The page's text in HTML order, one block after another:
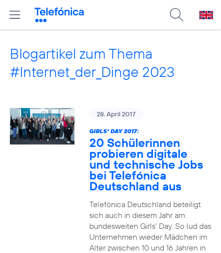
Blogartikel zum Thema
#Internet_der_Dinge 2023
28. April 2017
GIRLS‘ DAY 2017:
20 Schülerinnen
probieren digitale
und technische Jobs
bei Telefónica
Deutschland aus
Telefónica Deutschland beteiligt
sich auch in diesem Jahr am
bundesweiten Girls‘ Day. So lud das
Unternehmen wieder Mädchen im
Alter zwischen 10 und 16 Jahren in